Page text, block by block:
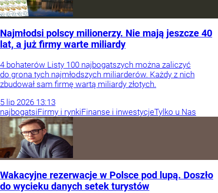
Najmłodsi polscy milionerzy. Nie mają jeszcze 40
lat, a już firmy warte miliardy
4 bohaterów Listy 100 najbogatszych można zaliczyć
do grona tych najmłodszych miliarderów. Każdy z nich
zbudował sam firmę wartą miliardy złotych.
5 lip 2026 13:13
najbogatsiFirmy i rynkiFinanse i inwestycjeTylko u Nas
Wakacyjne rezerwacje w Polsce pod lupą. Doszło
do wycieku danych setek turystów